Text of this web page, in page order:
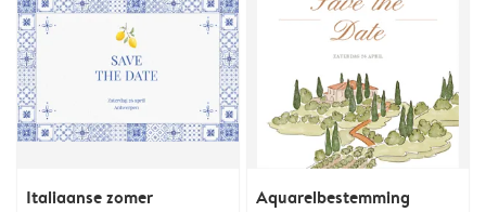
Italiaanse zomer Aquarelbestemming